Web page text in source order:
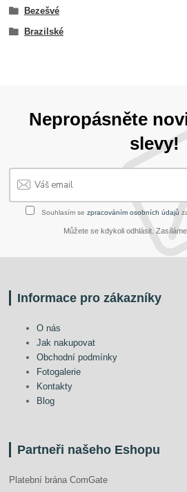
Bezešvé
Brazilské
Nepropásněte
slevy!
Souhlasím se zpracováním osobních údajů
Můžete se kdykoli odhlásit.
Informace pro zákazníky
O nás
Jak nakupovat
Obchodní podmínky
Fotogalerie
Kontakty
Blog
Partneři našeho Eshopu
Platební brána ComGate